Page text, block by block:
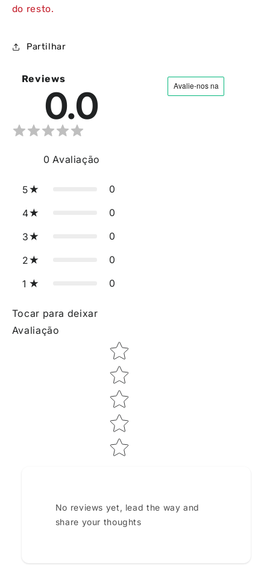
do resto.
Partilhar
Reviews
0.0
0 Avaliação
5 0
4 0
3 0
2 0
1 0
Tocar para deixar
Avaliação
Star rating
No reviews yet, lead the way and
share your thoughts